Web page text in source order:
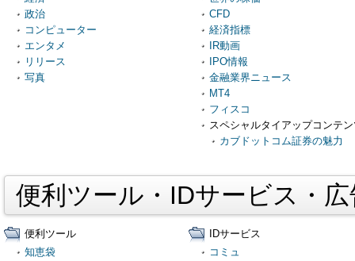
政治
コンピューター
エンタメ
リリース
写真
CFD
経済指標
IR動画
IPO情報
金融業界ニュース
MT4
フィスコ
スペシャルタイアップコンテ
カブドットコム証券の魅力
便利ツール・IDサービス・
便利ツール
知恵袋
IDサービス
コミュ